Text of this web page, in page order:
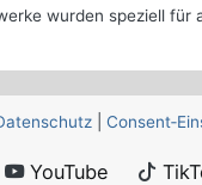
wurden speziell für
YouTube